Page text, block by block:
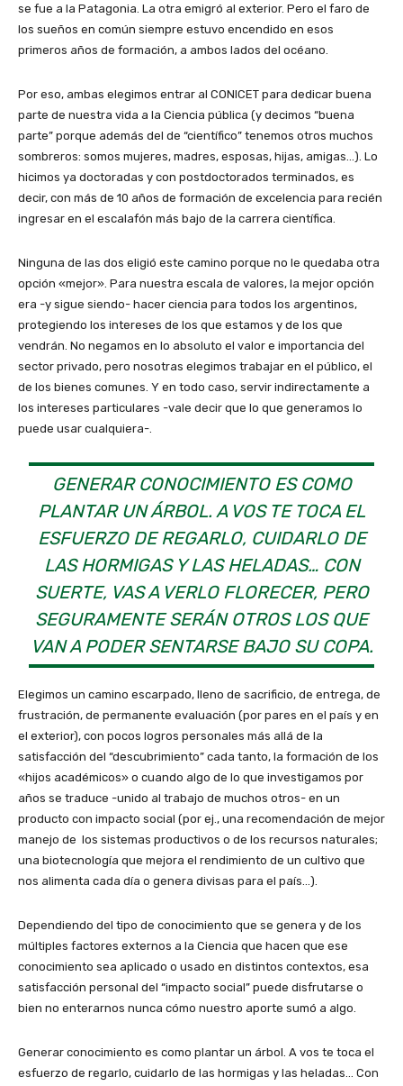
se fue a la Patagonia. La otra emigró al exterior. Pero el faro de
los sueños en común siempre estuvo encendido en esos
primeros años de formación, a ambos lados del océano.
Por eso, ambas elegimos entrar al CONICET para dedicar buena
parte de nuestra vida a la Ciencia pública (y decimos “buena
parte” porque además del de “científico” tenemos otros muchos
sombreros: somos mujeres, madres, esposas, hijas, amigas…). Lo
hicimos ya doctoradas y con postdoctorados terminados, es
decir, con más de 10 años de formación de excelencia para recién
ingresar en el escalafón más bajo de la carrera científica.
Ninguna de las dos eligió este camino porque no le quedaba otra
opción «mejor». Para nuestra escala de valores, la mejor opción
era -y sigue siendo- hacer ciencia para todos los argentinos,
protegiendo los intereses de los que estamos y de los que
vendrán. No negamos en lo absoluto el valor e importancia del
sector privado, pero nosotras elegimos trabajar en el público, el
de los bienes comunes. Y en todo caso, servir indirectamente a
los intereses particulares -vale decir que lo que generamos lo
puede usar cualquiera-.
GENERAR CONOCIMIENTO ES COMO
PLANTAR UN ÁRBOL. A VOS TE TOCA EL
ESFUERZO DE REGARLO, CUIDARLO DE
LAS HORMIGAS Y LAS HELADAS… CON
SUERTE, VAS A VERLO FLORECER, PERO
SEGURAMENTE SERÁN OTROS LOS QUE
VAN A PODER SENTARSE BAJO SU COPA.
Elegimos un camino escarpado, lleno de sacrificio, de entrega, de
frustración, de permanente evaluación (por pares en el país y en
el exterior), con pocos logros personales más allá de la
satisfacción del “descubrimiento” cada tanto, la formación de los
«hijos académicos» o cuando algo de lo que investigamos por
años se traduce -unido al trabajo de muchos otros- en un
producto con impacto social (por ej., una recomendación de mejor
manejo de los sistemas productivos o de los recursos naturales;
una biotecnología que mejora el rendimiento de un cultivo que
nos alimenta cada día o genera divisas para el país…).
Dependiendo del tipo de conocimiento que se genera y de los
múltiples factores externos a la Ciencia que hacen que ese
conocimiento sea aplicado o usado en distintos contextos, esa
satisfacción personal del “impacto social” puede disfrutarse o
bien no enterarnos nunca cómo nuestro aporte sumó a algo.
Generar conocimiento es como plantar un árbol. A vos te toca el
esfuerzo de regarlo, cuidarlo de las hormigas y las heladas… Con